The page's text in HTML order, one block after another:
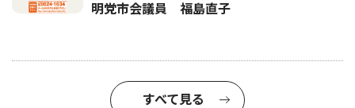
明党市会議員 福島直子
すべて見る